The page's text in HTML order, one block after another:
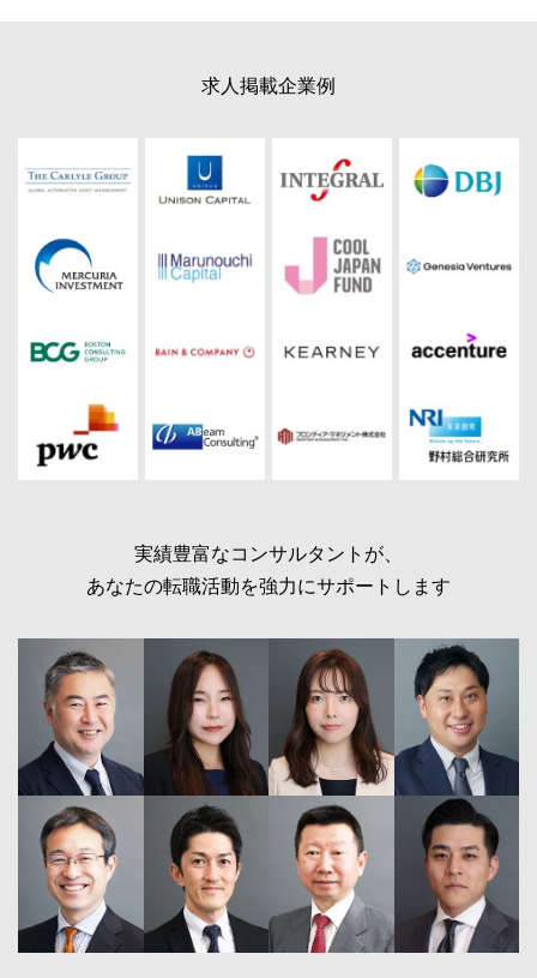
求人掲載企業例
実績豊富なコンサルタントが、
あなたの転職活動を強力にサポートします